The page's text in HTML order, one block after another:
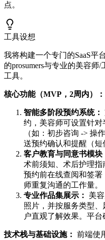
点。
工具设想
我将构建一个专门的SaaS平
的prosumers与专业的美容
工具。
核心功能（MVP，2周内）：
智能多阶段预约系统：
约，美容师可设置针
（如：初步咨询 -> 操
送预约确认和提醒（短
客户教育与同意书模块
术前须知、术后护理
预约前在线查阅和签
师重复沟通的工作量。
专业作品集展示：
美
照片，并按服务类型
户直观了解效果。平台
技术栈与基础设施： 前端使